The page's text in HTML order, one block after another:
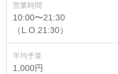
営業時間
10:00〜21:30
（L.O.21:30）
平均予算
1,000円